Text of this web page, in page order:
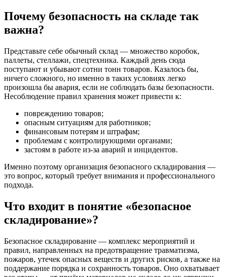
Почему безопасность на складе так
важна?
Представьте себе обычный склад — множество коробок,
паллеты, стеллажи, спецтехника. Каждый день сюда
поступают и убывают сотни тонн товаров. Казалось бы,
ничего сложного, но именно в таких условиях легко
произошла бы авария, если не соблюдать базы безопасности.
Несоблюдение правил хранения может привести к:
повреждению товаров;
опасным ситуациям для работников;
финансовым потерям и штрафам;
проблемам с контролирующими органами;
застоям в работе из-за аварий и инцидентов.
Именно поэтому организация безопасного складирования —
это вопрос, который требует внимания и профессионального
подхода.
Что входит в понятие «безопасное
складирование»?
Безопасное складирование — комплекс мероприятий и
правил, направленных на предотвращение травматизма,
пожаров, утечек опасных веществ и других рисков, а также на
поддержание порядка и сохранность товаров. Оно охватывает